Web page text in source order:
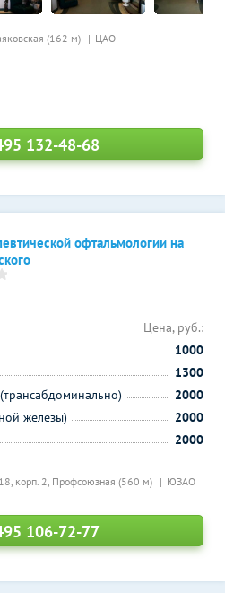
(162 м) ЦАО
132-48-68
офтальмологии на
корп. 2, Профсоюзная (560 м) ЮЗАО
Цена, руб.:
1000
1300
2000
железы)
2000
2000
106-72-77